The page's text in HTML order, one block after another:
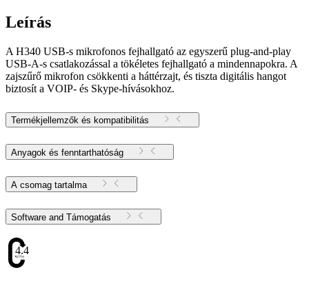
Leírás
A H340 USB-s mikrofonos fejhallgató az egyszerű plug-and-play
USB-A-s csatlakozással a tökéletes fejhallgató a mindennapokra. A
zajszűrő mikrofon csökkenti a háttérzajt, és tiszta digitális hangot
biztosít a VOIP- és Skype-hívásokhoz.
Termékjellemzők és kompatibilitás
Anyagok és fenntarthatóság
A csomag tartalma
Software and Támogatás
4.47